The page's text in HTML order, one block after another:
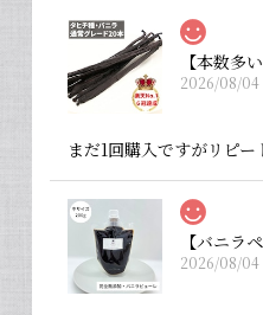
2026/08/04
まだ1回購入ですがリピー
2026/08/04